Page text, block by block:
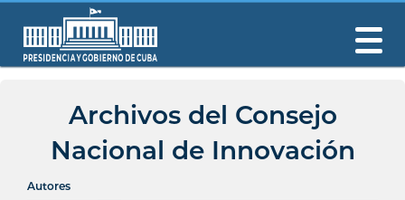
Archivos del Consejo
Nacional de Innovación
Autores